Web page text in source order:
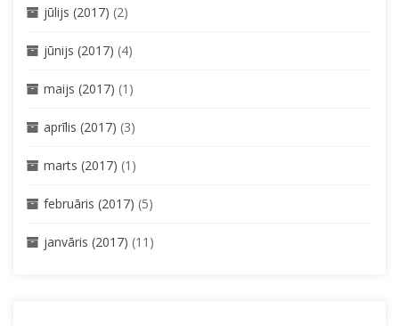
jūlijs (2017) (2)
jūnijs (2017) (4)
maijs (2017) (1)
aprīlis (2017) (3)
marts (2017) (1)
februāris (2017) (5)
janvāris (2017) (11)